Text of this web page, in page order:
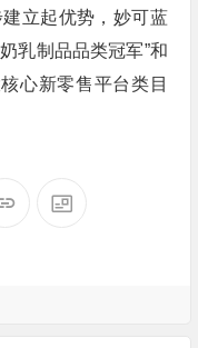
立起优势，妙可蓝
乳制品品类冠军”和
心新零售平台类目